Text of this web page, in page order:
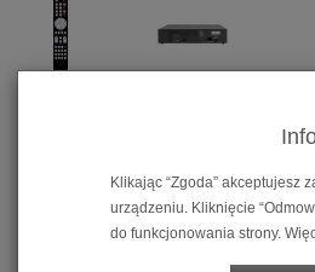
Klikając “Zgoda” akceptujesz
urządzeniu. Kliknięcie
do funkcjonowania strony.